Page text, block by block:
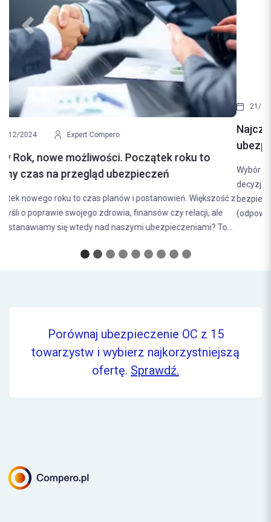
21/08/2024 Expert Compero
Najczęstsze błędy popełniane przy wyborze
ubezpieczenia samochodowego. Jak ich uniknąć?
Wybór odpowiedniego ubezpieczenia samochodowego to
decyzja, która ma bezpośredni wpływ na nasze finanse i poczucie
bezpieczeństwa na drodze. Ubezpieczenie OC
(odpowiedzialności...
Previous
towarzystw i wybierz najkorzystniejszą
ofertę.Sprawdź.